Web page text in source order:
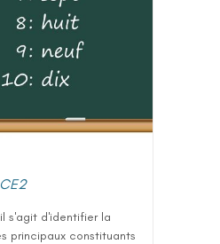
CE2
s'agit d'identifier la
principaux constituants